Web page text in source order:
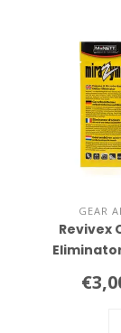
GEAR
Revivex